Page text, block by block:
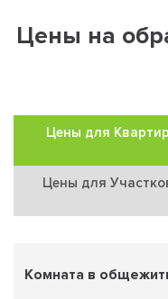
Цены на
Цены для Квартир
Цены для
Комната в